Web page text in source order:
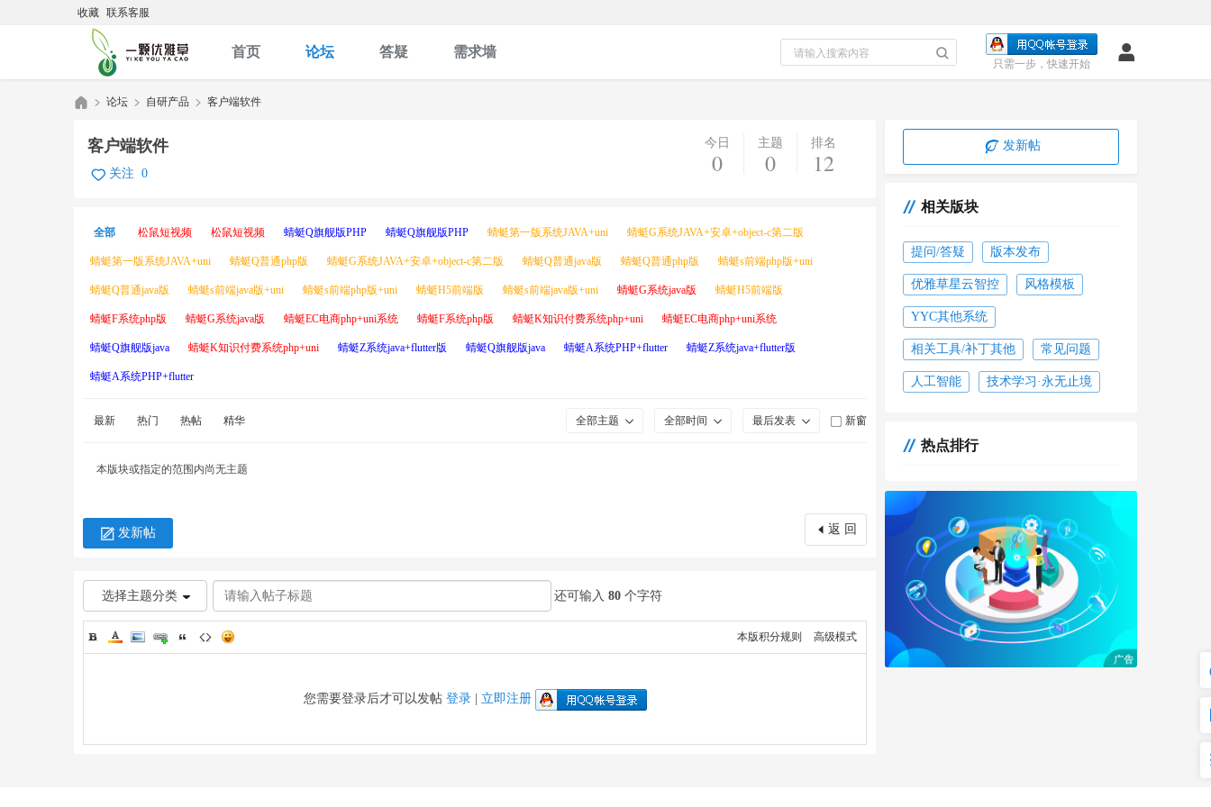
收藏 联系客服
只需一步，快速开始
首页 论坛 答疑 需求墙
»
论坛 自研产品 客户端软件
今日
0
主题
0
排名
12
客户端软件
关注 0
全部 松鼠短视频 松鼠短视频 蜻蜓Q旗舰版PHP 蜻蜓Q旗舰版PHP 蜻蜓第一版系统JAVA+uni 蜻蜓G系统JAVA+安卓+object-c第二版
蜻蜓第一版系统JAVA+uni 蜻蜓Q普通php版 蜻蜓G系统JAVA+安卓+object-c第二版 蜻蜓Q普通java版 蜻蜓Q普通php版 蜻蜓s前端php版+uni
蜻蜓Q普通java版 蜻蜓s前端java版+uni 蜻蜓s前端php版+uni 蜻蜓H5前端版 蜻蜓s前端java版+uni 蜻蜓G系统java版 蜻蜓H5前端版
蜻蜓F系统php版 蜻蜓G系统java版 蜻蜓EC电商php+uni系统 蜻蜓F系统php版 蜻蜓K知识付费系统php+uni 蜻蜓EC电商php+uni系统
蜻蜓Q旗舰版java 蜻蜓K知识付费系统php+uni 蜻蜓Z系统java+flutter版 蜻蜓Q旗舰版java 蜻蜓A系统PHP+flutter 蜻蜓Z系统java+flutter版
蜻蜓A系统PHP+flutter
最新 热门 热帖 精华 新窗
最后发表
全部时间
全部主题
本版块或指定的范围内尚无主题
返 回
发新帖
选择主题分类 还可输入 80 个字符
本版积分规则 高级模式
您需要登录后才可以发帖 登录| 立即注册
发新帖
相关版块
提问/答疑 版本发布
优雅草星云智控 风格模板
YYC其他系统
相关工具/补丁其他 常见问题
人工智能 技术学习·永无止境
热点排行